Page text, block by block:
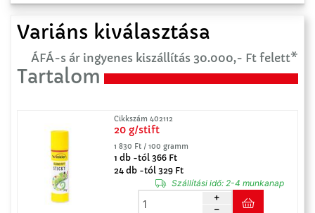
Variáns kiválasztása
ÁFÁ-s ár ingyenes kiszállítás 30.000,- Ft felett*
Tartalom
Cikkszám 402112
20 g/stift
1 830 Ft / 100 gramm
1 db -tól 366 Ft
24 db -tól 329 Ft
Szállítási idő:2-4 munkanap